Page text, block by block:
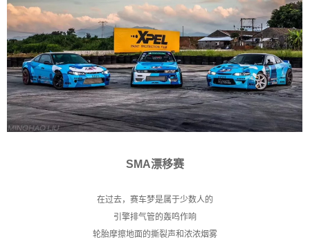
SMA漂移赛
在过去，赛车梦是属于少数人的
引擎排气管的轰鸣作响
轮胎摩擦地面的撕裂声和浓浓烟雾